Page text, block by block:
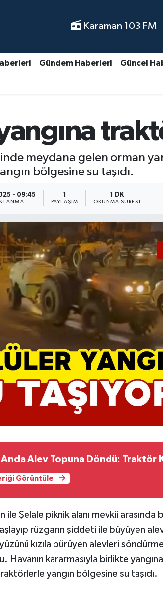
Karaman 103 FM
Gündem Haberleri Güncel
meydana gelen orman
bölgesine su taşıdı.
- 09:45 1
PAYLAŞIM
1 DK
OKUNMA SÜRESI
Anda Alev Topuna Döndü: Traktör
Görüntüle
ile Şelale piknik alanı mevkii arasında
rüzgarın şiddeti ile büyüyen
kızıla bürüyen alevleri
kararmasıyla birlikte
yangın bölgesine su taşıdı.